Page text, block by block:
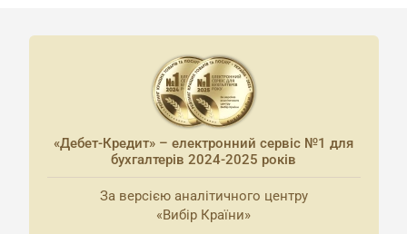
«Дебет-Кредит» – електронний сервіс №1 для
бухгалтерів 2024-2025 років
За версією аналітичного центру
«Вибір Країни»